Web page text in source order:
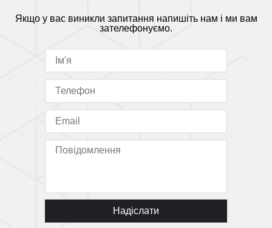
Якщо у вас виникли запитання напишіть нам і ми вам
зателефонуємо.
Надіслати